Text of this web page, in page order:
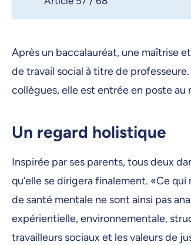
Après un baccalauréat, une maîtrise
de travail social à titre de
collègues, elle est entrée en poste au
Un regard holistique
Inspirée par ses parents, tous deux
qu’elle se dirigera finalement. «Ce
de santé mentale ne sont ainsi pas
expérientielle, environnementale,
travailleurs sociaux et les valeurs de